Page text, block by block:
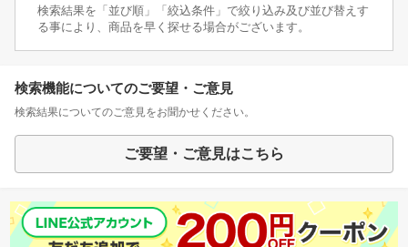
検索結果を「並び順」「絞込条件」で絞り込み及び並び替えす
る事により、商品を早く探せる場合がございます。
検索機能についてのご要望・ご意見
検索結果についてのご意見をお聞かせください。
ご要望・ご意見はこちら